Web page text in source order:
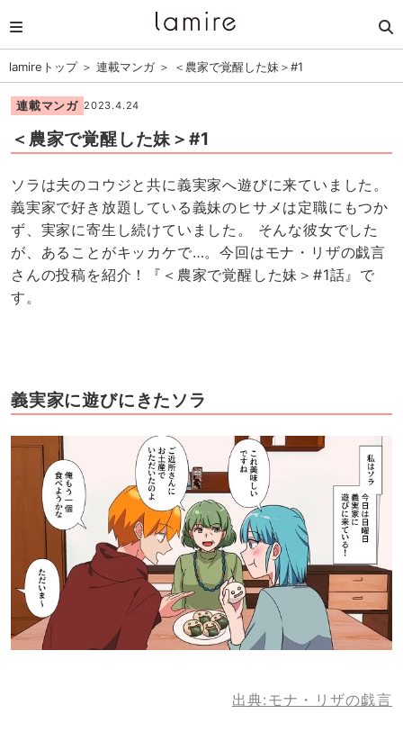
lamireトップ＞ 連載マンガ＞ ＜農家で覚醒した妹＞#1
連載マンガ 2023.4.24
＜農家で覚醒した妹＞#1
ソラは夫のコウジと共に義実家へ遊びに来ていました。
義実家で好き放題している義妹のヒサメは定職にもつか
ず、実家に寄生し続けていました。 そんな彼女でした
が、あることがキッカケで…。今回はモナ・リザの戯言
さんの投稿を紹介！『＜農家で覚醒した妹＞#1話』で
す。
義実家に遊びにきたソラ
出典:モナ・リザの戯言